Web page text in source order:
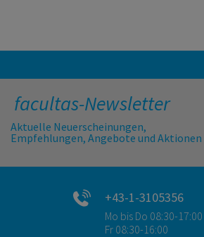
facultas-Newsletter
Aktuelle Neuerscheinungen,
Empfehlungen, Angebote und Aktionen
+43-1-3105356
Mo bis Do 08:30-17:00
Fr 08:30-16:00